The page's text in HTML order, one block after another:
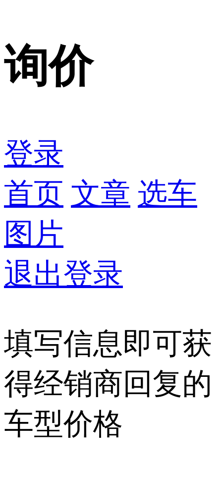
询价
登录
首页 文章 选车
图片
退出登录
填写信息即可获
得经销商回复的
车型价格